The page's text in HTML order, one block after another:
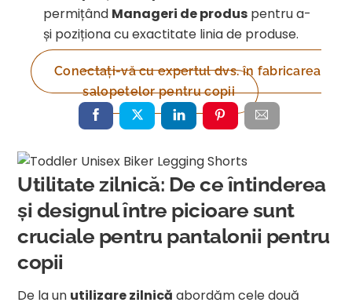
permițând Manageri de produs pentru a-
și poziționa cu exactitate linia de produse.
Conectați-vă cu expertul dvs. în fabricarea
salopetelor pentru copii
Utilitate zilnică: De ce întinderea
și designul între picioare sunt
cruciale pentru pantalonii pentru
copii
De la un utilizare zilnică abordăm cele două